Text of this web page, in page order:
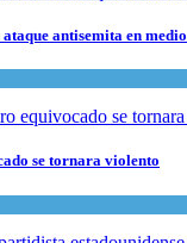
antisemita en
se tornara violento